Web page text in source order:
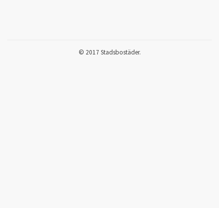
© 2017 Stadsbostäder.